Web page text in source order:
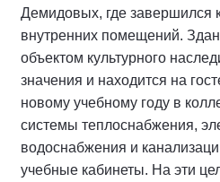
Демидовых, где завершился
внутренних помещений.
объектом культурного
значения и находится на
новому учебному году в
системы теплоснабжения,
водоснабжения и
учебные кабинеты. На эти